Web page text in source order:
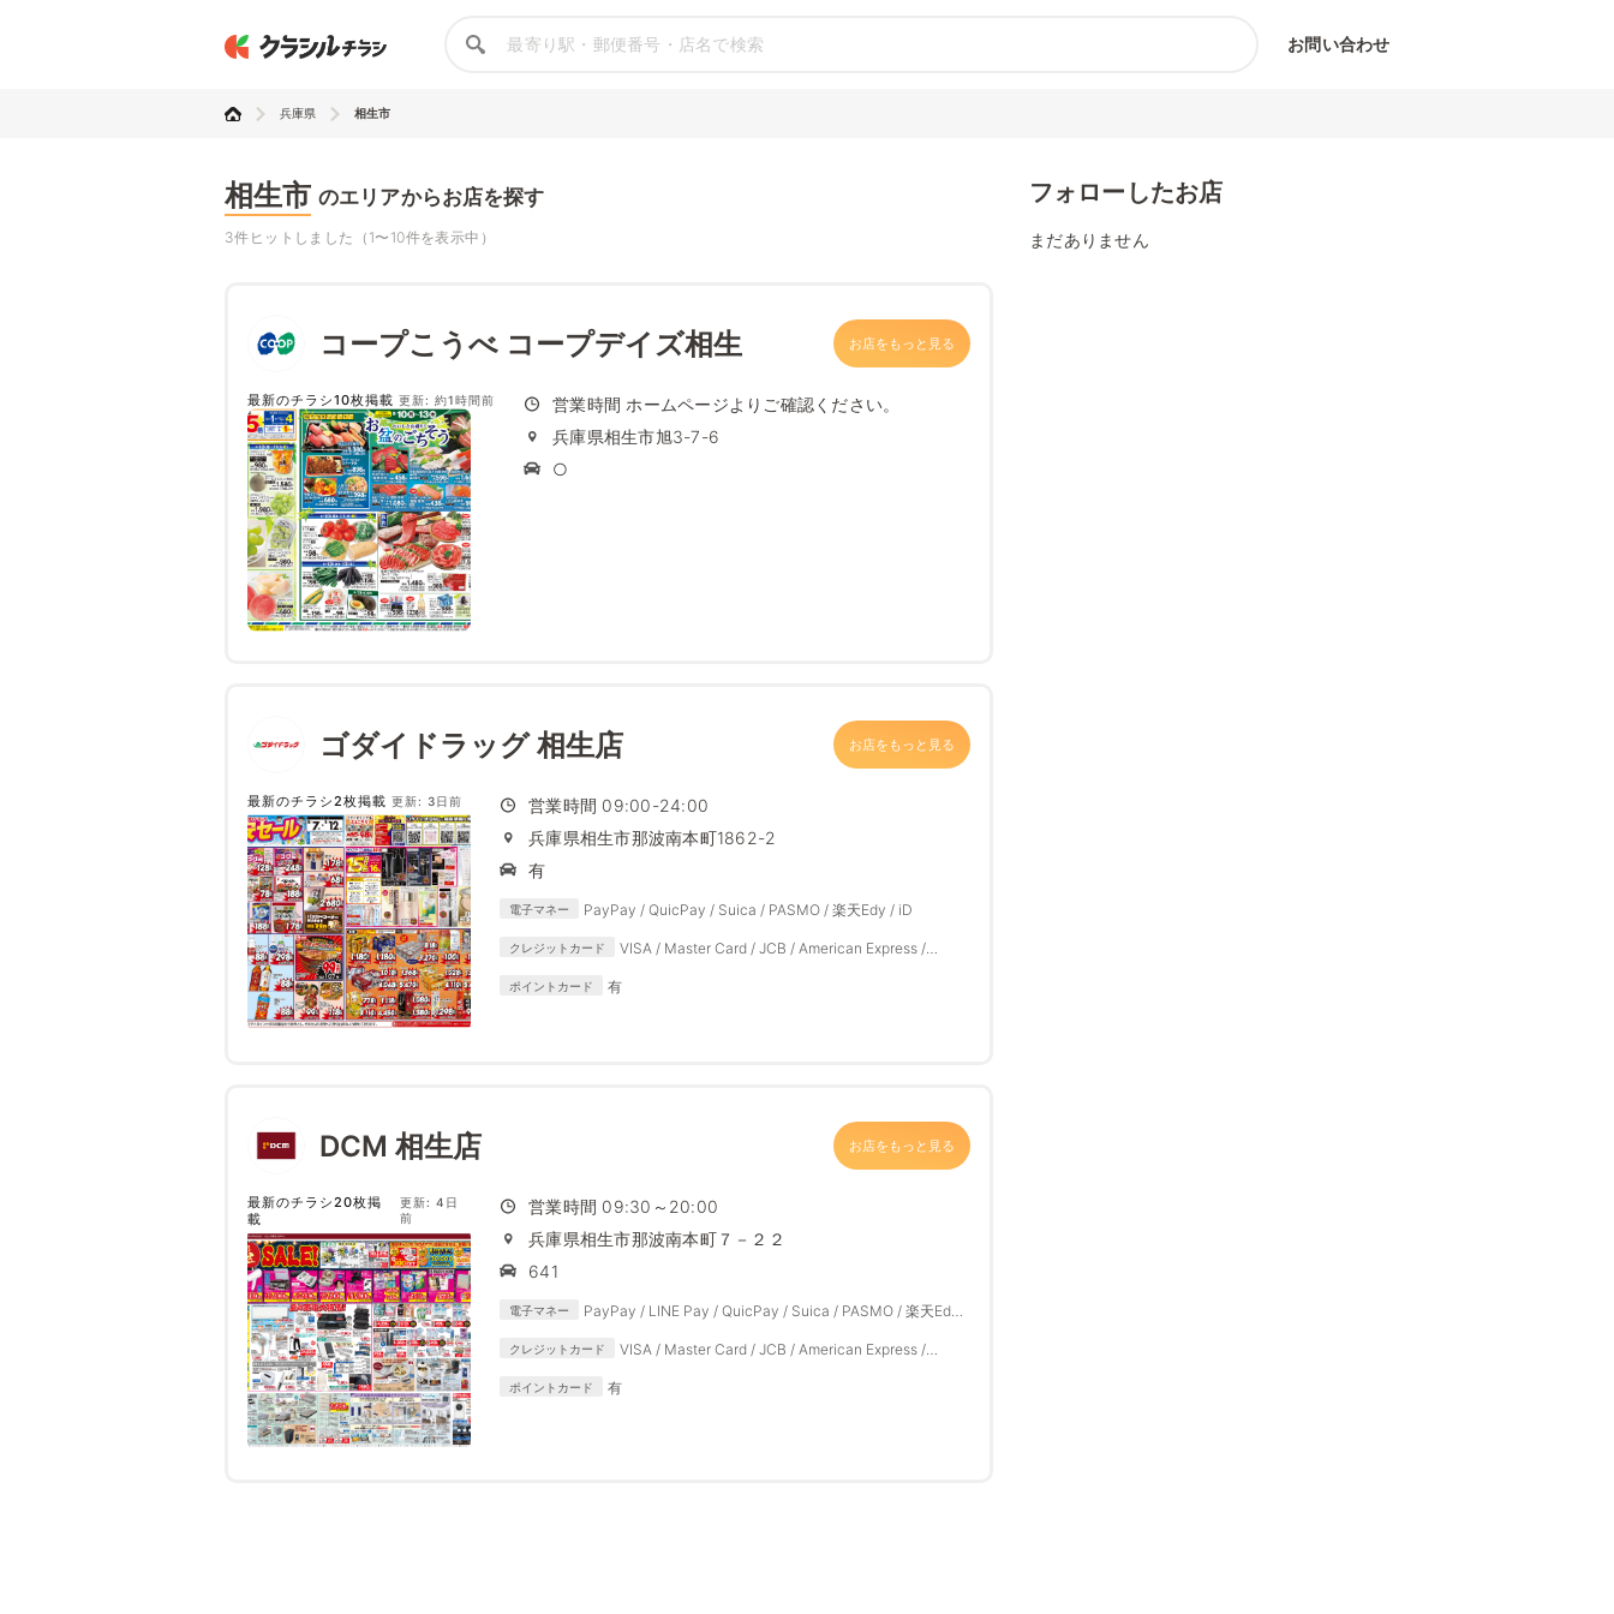
お問い合わせ
兵庫県 相生市
相生市 のエリアからお店を探す
3件ヒットしました（1〜10件を表示中）
コープこうべ コープデイズ相生 お店をもっと見る
最新のチラシ10枚掲載 更新: 約1時間前
営業時間 ホームページよりご確認ください。
兵庫県相生市旭3-7-6
○
ゴダイドラッグ 相生店 お店をもっと見る
最新のチラシ2枚掲載 更新: 3日前
営業時間 09:00-24:00
兵庫県相生市那波南本町1862-2
有
電子マネー PayPay / QuicPay / Suica / PASMO / 楽天Edy / iD
クレジットカード
VISA / Master Card / JCB / American Express /
ポイントカード 有
DCM 相生店 お店をもっと見る
最新のチラシ20枚掲
載
更新: 4日
前
営業時間 09:30～20:00
兵庫県相生市那波南本町７－２２
641
電子マネー
PayPay / LINE Pay / QuicPay / Suica / PASMO / 楽天Edy /
クレジットカード
VISA / Master Card / JCB / American Express /
ポイントカード 有
フォローしたお店
まだありません